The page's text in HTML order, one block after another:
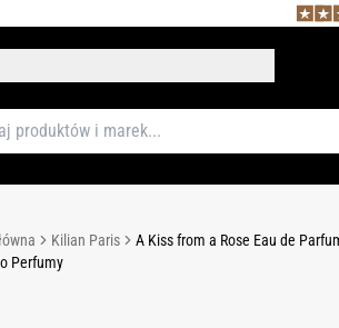
Kilian Paris
A Kiss from a Rose Eau de
Perfumy